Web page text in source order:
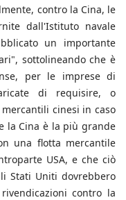
contro la Cina, le
dall'Istituto navale
un importante
sottolineando che è
per le imprese di
di requisire, o
cinesi in caso
la Cina è la più grande
una flotta mercantile
USA, e che ciò
Stati Uniti dovrebbero
contro la